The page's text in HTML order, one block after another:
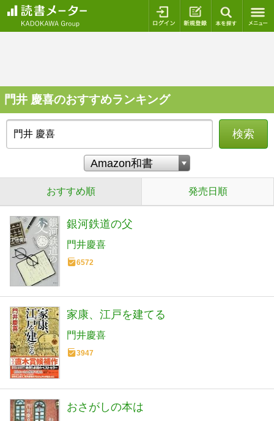
ログイン 新規登録
門井 慶喜のおすすめランキング
検索
おすすめ順 発売日順
銀河鉄道の父
門井慶喜
6572
家康、江戸を建てる
門井慶喜
3947
おさがしの本は